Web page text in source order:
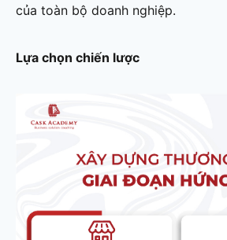
của toàn bộ doanh nghiệp.
Lựa chọn chiến lược